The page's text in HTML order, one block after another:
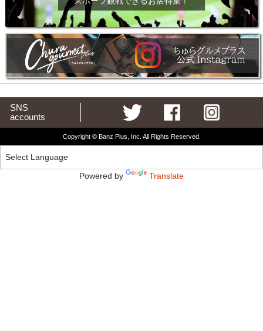
SNS
accounts
Copyright © Banz Plus, Inc. All Rights Reserved.
Powered by Translate